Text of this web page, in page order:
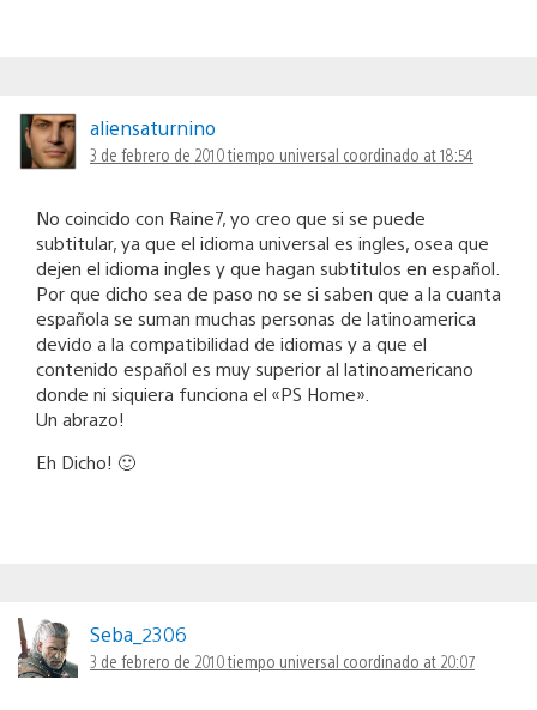
aliensaturnino
3 de febrero de 2010 tiempo universal coordinado at 18:54
No coincido con Raine7, yo creo que si se puede
subtitular, ya que el idioma universal es ingles, osea que
dejen el idioma ingles y que hagan subtitulos en español.
Por que dicho sea de paso no se si saben que a la cuanta
española se suman muchas personas de latinoamerica
devido a la compatibilidad de idiomas y a que el
contenido español es muy superior al latinoamericano
donde ni siquiera funciona el «PS Home».
Un abrazo!
Eh Dicho! 🙂
Seba_2306
3 de febrero de 2010 tiempo universal coordinado at 20:07